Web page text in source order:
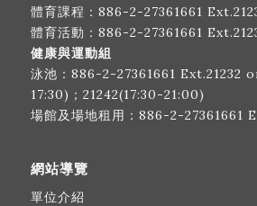
體育課程： 886-2-27361661
體育活動： 886-2-27361661
健康與運動組
泳池： 886-2-27361661 Ext.21232
17:30)；21242(17:30-21:00)
場館及場地租用： 886-2-27361661
網站導覽
單位介紹